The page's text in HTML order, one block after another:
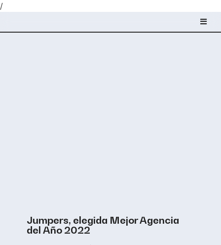
/
Jumpers, elegida Mejor Agencia
del Año 2022